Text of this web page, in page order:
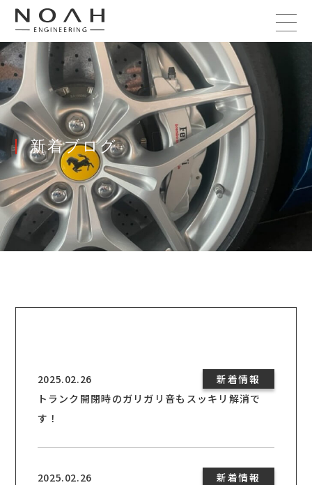
新着ブログ
2025.02.26
新着情報
トランク開閉時のガリガリ音もスッキリ解消で
す！
2025.02.26
新着情報